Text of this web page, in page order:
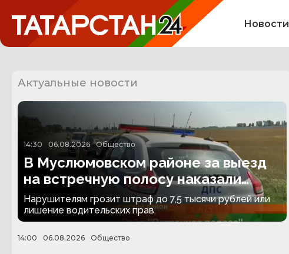
Новости
Актуальные новости
14:30 06.08.2026 Общество
В Муслюмовском районе за выезд
на встречную полосу наказали
десять водителей
Нарушителям грозит штраф до 7,5 тысячи рублей или
лишение водительских прав.
14:00 06.08.2026 Общество